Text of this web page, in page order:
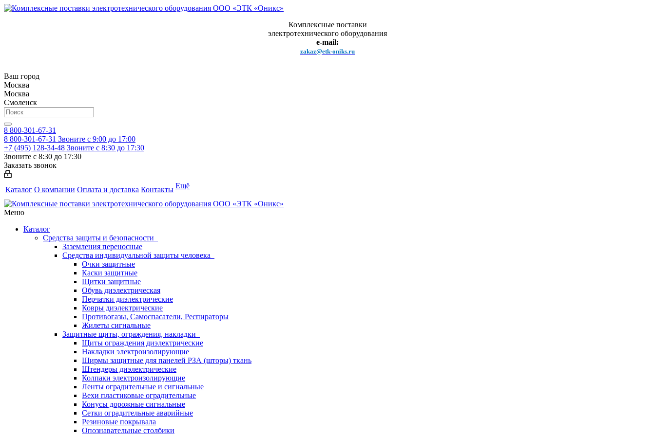
Комплексные поставки
электротехнического оборудования
e-mail:
zakaz@etk-oniks.ru
Ваш город
Москва
Москва
Смоленск
8 800-301-67-31
8 800-301-67-31 Звоните с 9:00 до 17:00
+7 (495) 128-34-48 Звоните с 8:30 до 17:30
Звоните с 8:30 до 17:30
Заказать звонок
Каталог О компании Оплата и доставка Контакты Ещё
Меню
Каталог
Средства защиты и безопасности
Заземления переносные
Средства индивидуальной защиты человека
Очки защитные
Каски защитные
Щитки защитные
Обувь диэлектрическая
Перчатки диэлектрические
Ковры диэлектрические
Противогазы, Самоспасатели, Респираторы
Жилеты сигнальные
Защитные щиты, ограждения, накладки
Щиты ограждения диэлектрические
Накладки электроизолирующие
Ширмы защитные для панелей РЗА (шторы) ткань
Штендеры диэлектрические
Колпаки электроизолирующие
Ленты оградительные и сигнальные
Вехи пластиковые оградительные
Конусы дорожные сигнальные
Сетки оградительные аварийные
Резиновые покрывала
Опознавательные столбики